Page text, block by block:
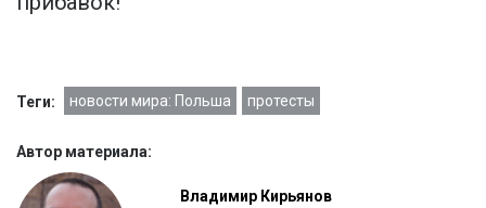
Теги: новости мира: Польша протесты
Автор материала:
Владимир Кирьянов